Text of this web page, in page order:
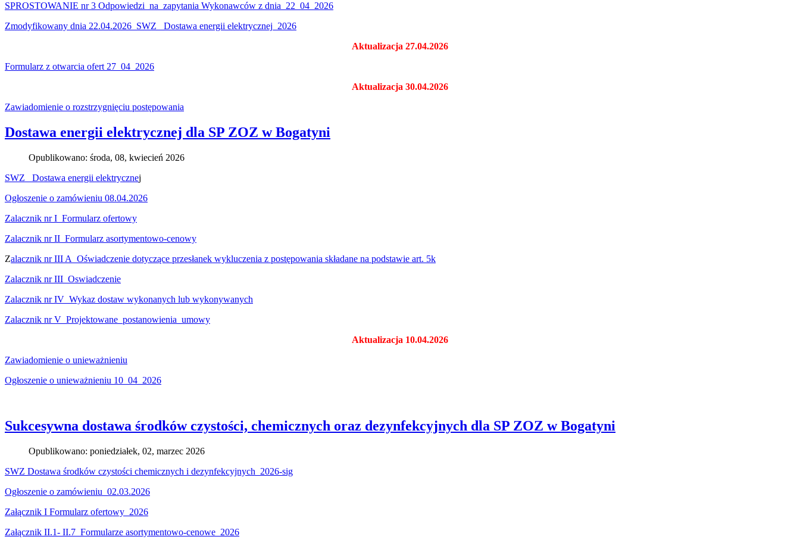
SPROSTOWANIE nr 3 Odpowiedzi_na_zapytania Wykonawców z dnia 22_04_2026
Zmodyfikowany dnia 22.04.2026 SWZ _Dostawa energii elektrycznej_2026
Aktualizacja 27.04.2026
Formularz z otwarcia ofert 27_04_2026
Aktualizacja 30.04.2026
Zawiadomienie o rozstrzygnięciu postępowania
Dostawa energii elektrycznej dla SP ZOZ w Bogatyni
Opublikowano: środa, 08, kwiecień 2026
SWZ _Dostawa energii elektrycznej
Ogłoszenie o zamówieniu 08.04.2026
Zalacznik nr I_Formularz ofertowy
Zalacznik nr II_Formularz asortymentowo-cenowy
Zalacznik nr III A_Oświadczenie dotyczące przesłanek wykluczenia z postępowania składane na podstawie art. 5k
Zalacznik nr III_Oswiadczenie
Zalacznik nr IV_Wykaz dostaw wykonanych lub wykonywanych
Zalacznik nr V_Projektowane_postanowienia_umowy
Aktualizacja 10.04.2026
Zawiadomienie o unieważnieniu
Ogłoszenie o unieważnieniu 10_04_2026
Sukcesywna dostawa środków czystości, chemicznych oraz dezynfekcyjnych dla SP ZOZ w Bogatyni
Opublikowano: poniedziałek, 02, marzec 2026
SWZ Dostawa środków czystości chemicznych i dezynfekcyjnych_2026-sig
Ogłoszenie o zamówieniu_02.03.2026
Załącznik I Formularz ofertowy_2026
Załącznik II.1- II.7_Formularze asortymentowo-cenowe_2026